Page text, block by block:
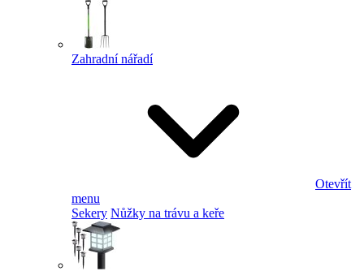
Zahradní nářadí
Otevřít
menu
Sekery Nůžky na trávu a keře